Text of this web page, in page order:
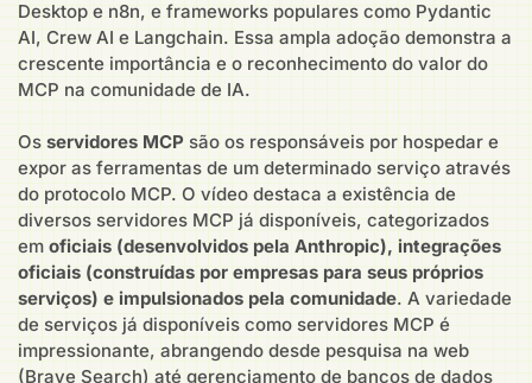
Desktop e n8n, e frameworks populares como Pydantic
AI, Crew AI e Langchain. Essa ampla adoção demonstra a
crescente importância e o reconhecimento do valor do
MCP na comunidade de IA.
Os servidores MCP são os responsáveis por hospedar e
expor as ferramentas de um determinado serviço através
do protocolo MCP. O vídeo destaca a existência de
diversos servidores MCP já disponíveis, categorizados
em oficiais (desenvolvidos pela Anthropic), integrações
oficiais (construídas por empresas para seus próprios
serviços) e impulsionados pela comunidade. A variedade
de serviços já disponíveis como servidores MCP é
impressionante, abrangendo desde pesquisa na web
(Brave Search) até gerenciamento de bancos de dados